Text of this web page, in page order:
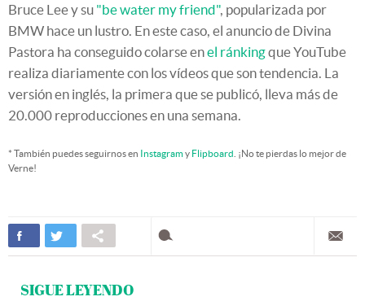
Bruce Lee y su "be water my friend", popularizada por
BMW hace un lustro. En este caso, el anuncio de Divina
Pastora ha conseguido colarse enel ránkingque YouTube
realiza diariamente con los vídeos que son tendencia. La
versión en inglés, la primera que se publicó, lleva más de
20.000 reproducciones en una semana.
* También puedes seguirnos en Instagramy Flipboard . ¡No te pierdas lo mejor de
Verne!
SIGUE LEYENDO